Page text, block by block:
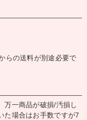
らの送料が別途必要で
万一商品が破損/汚損し
た場合はお手数ですが7